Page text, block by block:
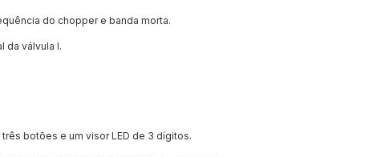
do chopper e banda morta.
da válvula I.
botões e um visor LED de 3 dígitos.